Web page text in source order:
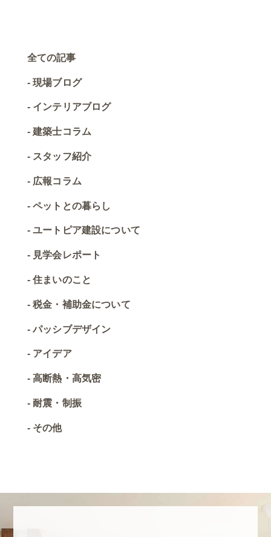
全ての記事
現場ブログ
インテリアブログ
建築士コラム
スタッフ紹介
広報コラム
ペットとの暮らし
ユートピア建設について
見学会レポート
住まいのこと
税金・補助金について
パッシブデザイン
アイデア
高断熱・高気密
耐震・制振
その他